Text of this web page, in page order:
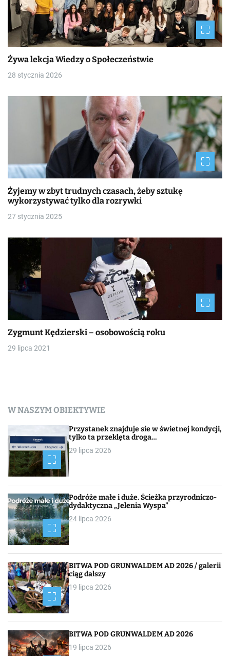
Żywa lekcja Wiedzy o Społeczeństwie
28 stycznia 2026
Żyjemy w zbyt trudnych czasach, żeby sztukę
wykorzystywać tylko dla rozrywki
27 stycznia 2025
Zygmunt Kędzierski – osobowością roku
29 lipca 2021
W NASZYM OBIEKTYWIE
Przystanek znajduje sie w świetnej kondycji,
tylko ta przeklęta droga…
29 lipca 2026
Podróże małe i duże. Ścieżka przyrodniczo-
dydaktyczna „Jelenia Wyspa”
24 lipca 2026
BITWA POD GRUNWALDEM AD 2026 / galerii
ciąg dalszy
19 lipca 2026
BITWA POD GRUNWALDEM AD 2026
19 lipca 2026